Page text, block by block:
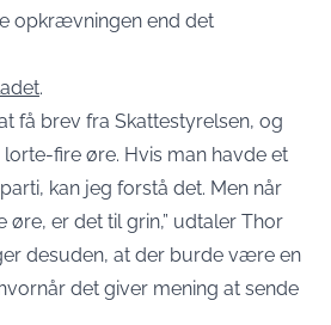
opkrævningen end det
.
få brev fra Skattestyrelsen, og
fire øre. Hvis man havde et
kan jeg forstå det. Men når
øre, er det til grin,” udtaler Thor
desuden, at der burde være en
det giver mening at sende